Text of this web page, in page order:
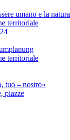
umano e la natura
territoriale
territoriale
tuo – nostro»
piazze